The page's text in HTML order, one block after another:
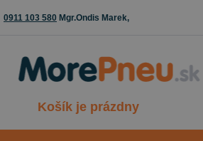
0911 103 580 Mgr.Ondis Marek,
Košík je prázdny